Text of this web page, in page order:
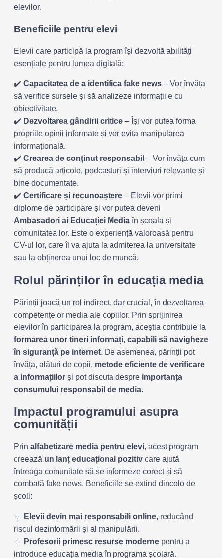
elevilor.
Beneficiile pentru elevi
Elevii care participă la program își dezvoltă abilități
esențiale pentru lumea digitală:
✔️ Capacitatea de a identifica fake news – Vor învăța
să verifice sursele și să analizeze informațiile cu
obiectivitate.
✔️ Dezvoltarea gândirii critice – Își vor putea forma
propriile opinii informate și vor evita manipularea
informațională.
✔️ Crearea de conținut responsabil – Vor învăța cum
să producă articole, podcasturi și interviuri relevante și
bine documentate.
✔️ Certificare și recunoaștere – Elevii vor primi
diplome de participare și vor putea deveni
Ambasadori ai Educației Mediaîn școala și
comunitatea lor. Este o experiență valoroasă pentru
CV-ul lor, care îi va ajuta la admiterea la universitate
sau la obținerea unui loc de muncă.
Rolul părinților în educația media
Părinții joacă un rol indirect, dar crucial, în dezvoltarea
competențelor media ale copiilor. Prin sprijinirea
elevilor în participarea la program, aceștia contribuie la
formarea unor tineri informați, capabili să navigheze
în siguranță pe internet. De asemenea, părinții pot
învăța, alături de copii, metode eficiente de verificare
a informațiilor și pot discuta despre importanța
consumului responsabil de media.
Impactul programului asupra
comunității
Prin alfabetizare media pentru elevi, acest program
creează un lanț educațional pozitiv care ajută
întreaga comunitate să se informeze corect și să
combată fake news. Beneficiile se extind dincolo de
școli:
🔹 Elevii devin mai responsabili online, reducând
riscul dezinformării și al manipulării.
🔹
Profesorii primesc resurse moderne pentru a
introduce educația media în programa școlară.